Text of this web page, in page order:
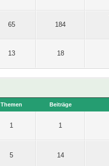
65 184
13 18
Themen Beiträge
1 1
5 14